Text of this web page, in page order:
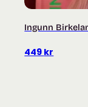
Ingunn
449 kr